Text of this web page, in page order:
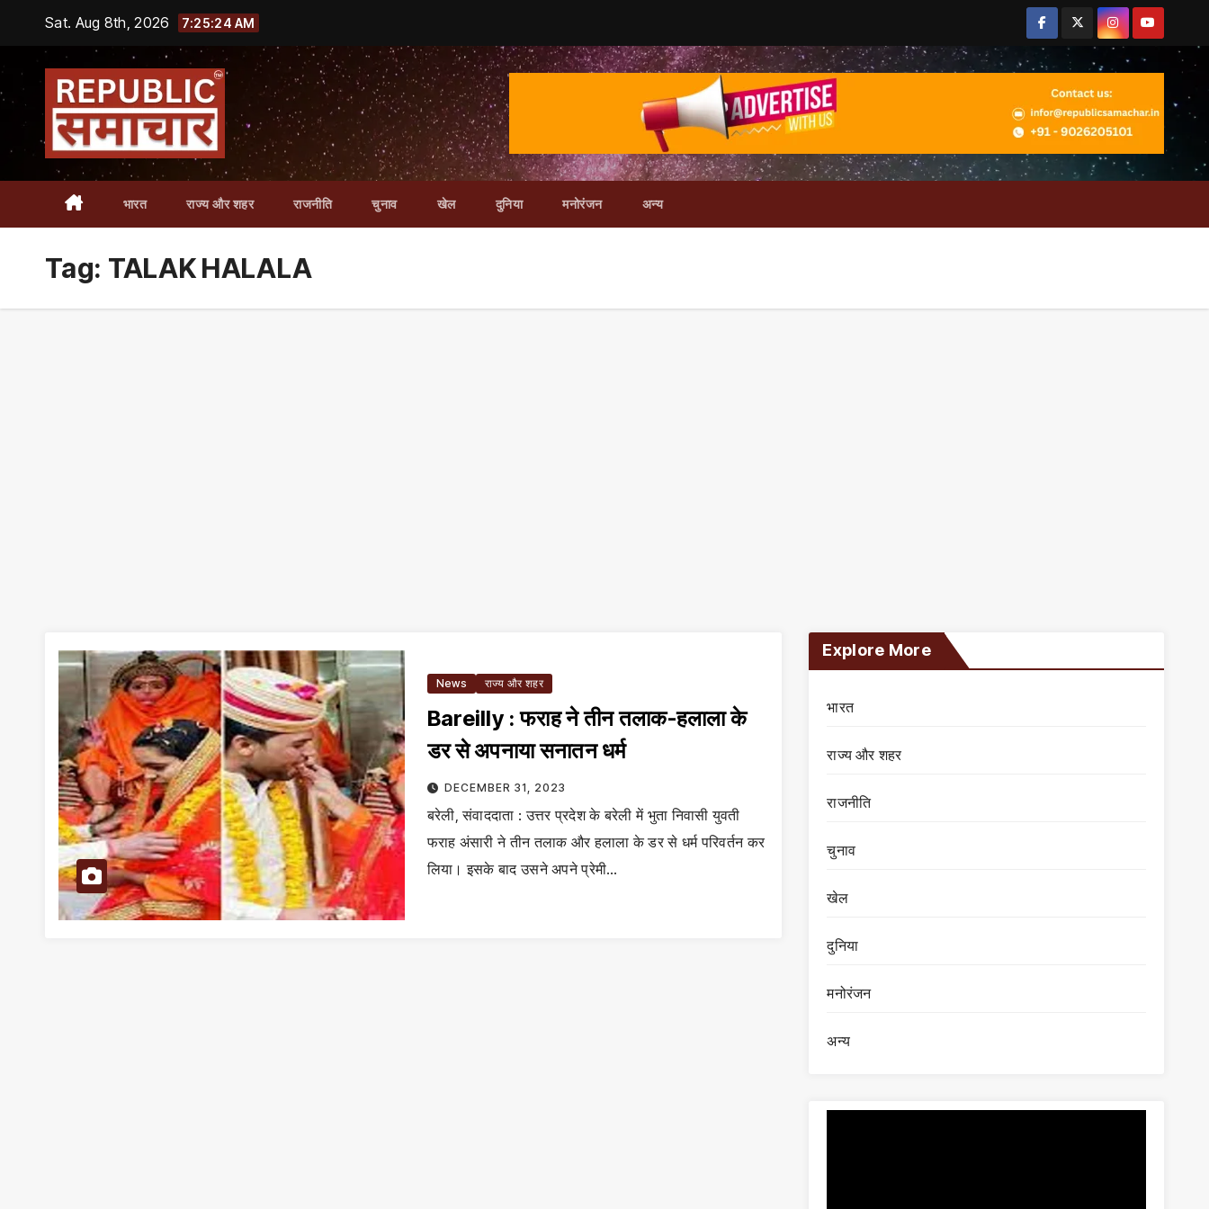
content
Sat. Aug 8th, 2026 7:25:25 AM
भारत राज्य और शहर राजनीति चुनाव खेल दुनिया मनोरंजन अन्य
Tag: TALAK HALALA
News राज्य और शहर
Bareilly : फराह ने तीन तलाक-हलाला के
डर से अपनाया सनातन धर्म
DECEMBER 31, 2023
बरेली, संवाददाता : उत्तर प्रदेश के बरेली में भुता निवासी युवती
फराह अंसारी ने तीन तलाक और हलाला के डर से धर्म परिवर्तन कर
लिया। इसके बाद उसने अपने प्रेमी…
Explore More
भारत
राज्य और शहर
राजनीति
चुनाव
खेल
दुनिया
मनोरंजन
अन्य